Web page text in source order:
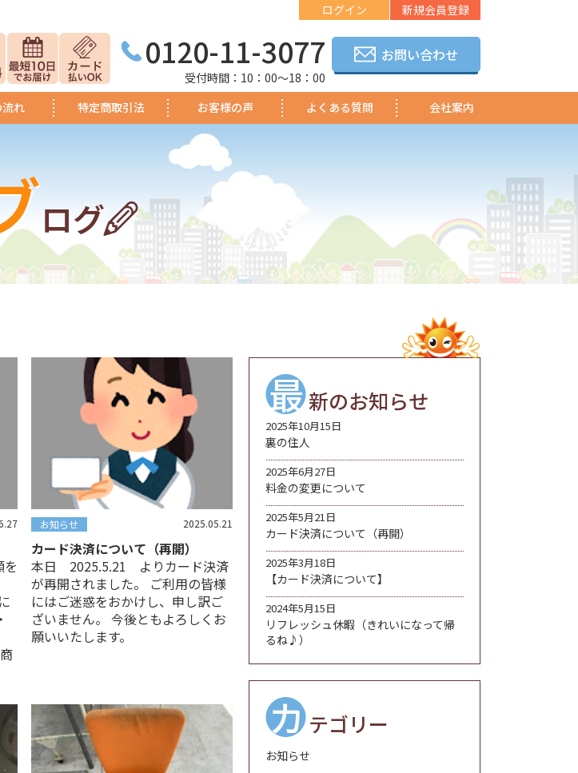
ログイン 新規会員登録
0120-11-3077
受付時間：10：00～18：00
お問い合わせ
れ 特定商取引法 お客様の声 よくある質問
会社案内
ログ
お知らせ 2025.05.21
カード決済について（再開）
本日 2025.5.21 よりカード決済
が再開されました。 ご利用の皆様
にはご迷惑をおかけし、申し訳ご
ざいません。 今後ともよろしくお
願いいたします。
最新のお知らせ
裏の住人
2025年10月15日
料金の変更について
2025年6月27日
カード決済について（再開）
2025年5月21日
【カード決済について】
2025年3月18日
リフレッシュ休暇（きれいになって帰
るね♪）
2024年5月15日
カテゴリー
お知らせ